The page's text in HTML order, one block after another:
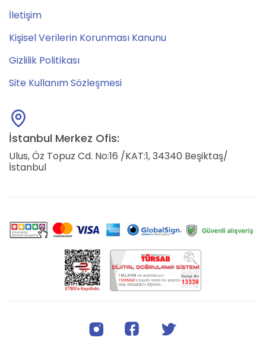
İletişim
Kişisel Verilerin Korunması Kanunu
Gizlilik Politikası
Site Kullanım Sözleşmesi
İstanbul Merkez Ofis:
Ulus, Öz Topuz Cd. No:16 /KAT:1, 34340 Beşiktaş/
İstanbul